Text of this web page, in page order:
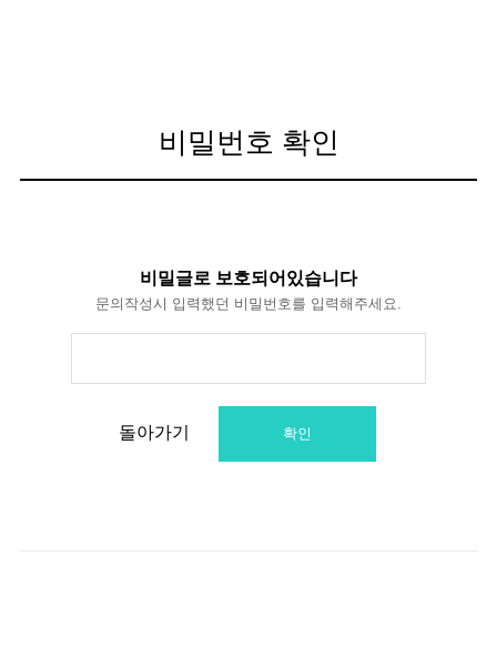
비밀번호 확인
비밀글로 보호되어있습니다
문의작성시 입력했던 비밀번호를 입력해주세요.
돌아가기